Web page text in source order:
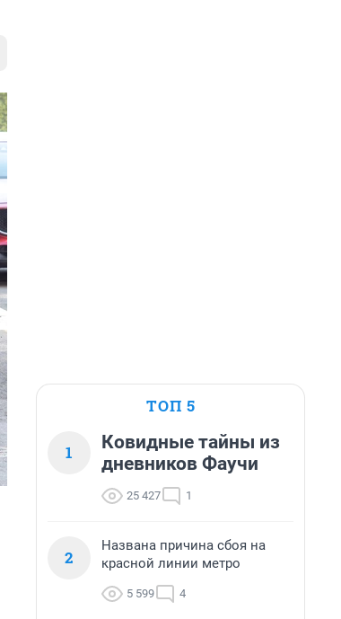
ТОП 5
1
Ковидные тайны из
дневников Фаучи
25 427 1
2
Названа причина сбоя на
красной линии метро
5 599 4